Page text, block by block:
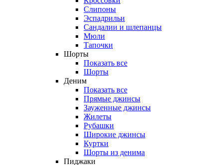
Слипоны
Эспадрильи
Сандалии и шлепанцы
Мюли
Тапочки
Шорты
Показать все
Шорты
Деним
Показать все
Прямые джинсы
Зауженные джинсы
Жилеты
Рубашки
Широкие джинсы
Куртки
Шорты из денима
Пиджаки